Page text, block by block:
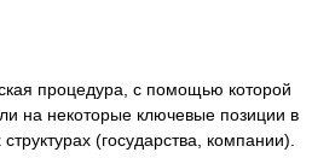
процедура, с помощью которой
на некоторые ключевые позиции в
(государства, компании).